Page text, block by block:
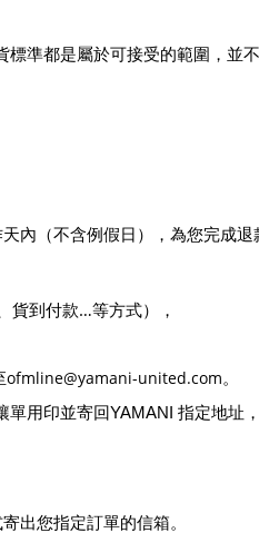
準都是屬於可接受的範圍，並不
內（不含例假日），為您完成退
貨到付款…等方式），
ofmline@yamani-united.com。
單用印並寄回YAMANI 指定地址
出您指定訂單的信箱。